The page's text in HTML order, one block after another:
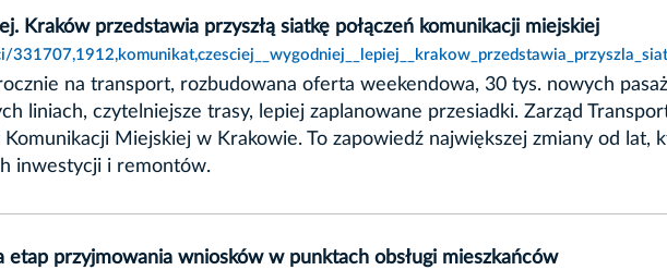
Kraków przedstawia przyszłą siatkę połączeń komunikacji miejskiej
na transport, rozbudowana oferta weekendowa, 30 tys. nowych
liniach, czytelniejsze trasy, lepiej zaplanowane przesiadki. Zarząd
Komunikacji Miejskiej w Krakowie. To zapowiedź największej zmiany od
inwestycji i remontów.
etap przyjmowania wniosków w punktach obsługi mieszkańców